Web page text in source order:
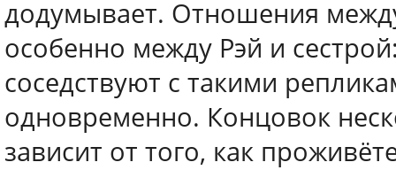
додумывает. Отношения
особенно между Рэй и
соседствуют с такими
одновременно. Концовок
зависит от того, как